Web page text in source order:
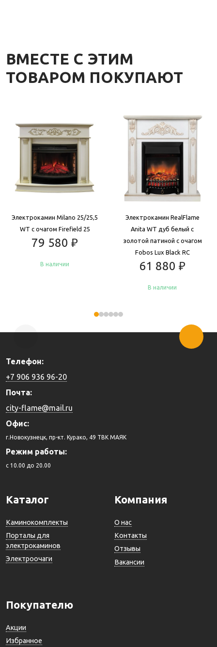
ВМЕСТЕ С ЭТИМ
ТОВАРОМ ПОКУПАЮТ
Электрокамин Milano 25/25,5
WT с очагом Firefield 25
79 580 ₽
В наличии
Электрокамин RealFlame
Anita WT дуб белый с
золотой патиной с очагом
Fobos Lux Black RC
61 880 ₽
В наличии
Телефон:
+7 906 936 96-20
Почта:
city-flame@mail.ru
Офис:
г.Новокузнецк, пр-кт. Курако, 49 ТВК МАЯК
Режим работы:
c 10.00 до 20.00
Каталог
Каминокомплекты
Порталы для
электрокаминов
Электроочаги
Компания
О нас
Контакты
Отзывы
Вакансии
Покупателю
Акции
Избранное